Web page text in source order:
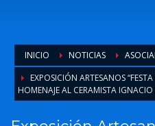
INICIO NOTICIAS
EXPOSICIÓN ARTESANOS
HOMENAJE AL CERAMISTA